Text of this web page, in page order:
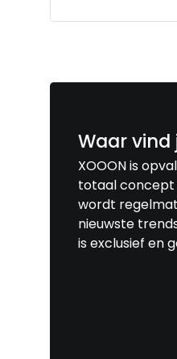
Waar vind
XOOON is
totaal concept
wordt
nieuwste
is exclusief en